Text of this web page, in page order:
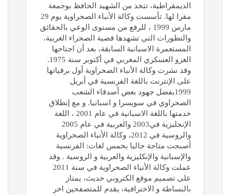
الديمقراطية، تتخذ من الشهيد الحافظ بوجمعة
مقرا لها. تأسست وكالة الأنباء الصحراوية يوم 29
مارس 1999 ، للرفع من مستوى الوعي بالحقائق
والتطورات التي تشهدها قضية الصحراء الغربية،
المستعمرة الاسبانية السابقة، بعد أن اجتاحها
الغزو العسكري المغربي في أكتوبر سنة 1975.
وقد نشرت وكالة الأنباء الصحراوية أول برقياتها
على الإنترنت باللغة الفرنسية في أبريل
1999بفضل جهود بعض أصدقاء الشعب
الصحراوي في سويسرا و اسبانيا. و مع إنطلاق
خدمتها باللغة الاسبانية في عام 2001 ، اللغة
الإنجليزية في2003 والعربية في عام 2005
والروسية في 2012، وكالة الأنباء الصحراوية
أصبحت متاحة حاليا بخمس لغات: الفرنسية
والإسبانية والإنكليزية والعربية و الروسية . وقد
عملت وكالة الأنباء الصحراوية في سنة 2011
على تصميم موقع الكتروني حديث، يمتاز
بالبساطة و الاحترافية، يقدم للمتصفحين اخر